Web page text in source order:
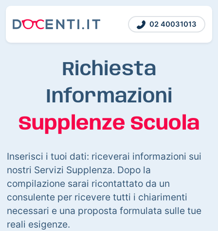
02 40031013
Richiesta
Informazioni
Supplenze Scuola
Inserisci i tuoi dati: riceverai informazioni sui
nostri Servizi Supplenza. Dopo la
compilazione sarai ricontattato da un
consulente per ricevere tutti i chiarimenti
necessari e una proposta formulata sulle tue
reali esigenze.